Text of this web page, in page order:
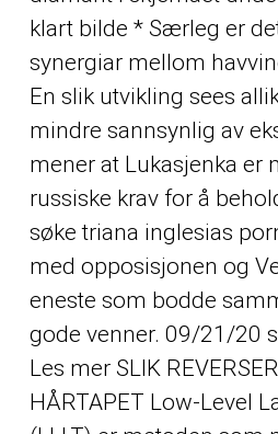
klart bilde * Særleg er
synergiar mellom
En slik utvikling sees
mindre sannsynlig av
mener at Lukasjenka er
russiske krav for å
søke triana inglesias
med opposisjonen og
eneste som bodde
gode venner. 09/21/20
Les mer SLIK
HÅRTAPET Low-Level